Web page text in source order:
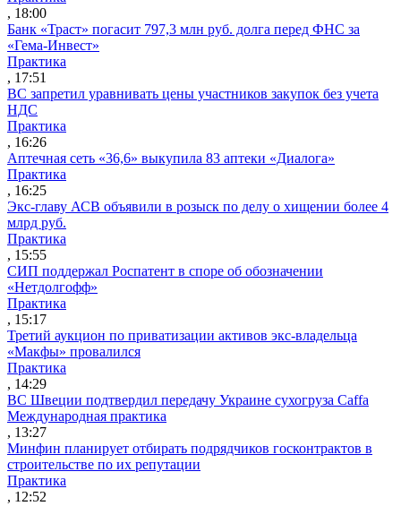
, 18:00
Банк «Траст» погасит 797,3 млн руб. долга перед ФНС за
«Гема-Инвест»
Практика
, 17:51
ВС запретил уравнивать цены участников закупок без учета
НДС
Практика
, 16:26
Аптечная сеть «36,6» выкупила 83 аптеки «Диалога»
Практика
, 16:25
Экс-главу АСВ объявили в розыск по делу о хищении более 4
млрд руб.
Практика
, 15:55
СИП поддержал Роспатент в споре об обозначении
«Нетдолгофф»
Практика
, 15:17
Третий аукцион по приватизации активов экс-владельца
«Макфы» провалился
Практика
, 14:29
ВС Швеции подтвердил передачу Украине сухогруза Caffa
Международная практика
, 13:27
Минфин планирует отбирать подрядчиков госконтрактов в
строительстве по их репутации
Практика
, 12:52